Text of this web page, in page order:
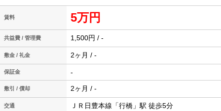
賃料 5万円
共益費 / 管理費 1,500円 / -
敷金 / 礼金 2ヶ月 / -
保証金 -
敷引 / 償却 2ヶ月 / -
交通 ＪＲ日豊本線「行橋」駅 徒歩5分